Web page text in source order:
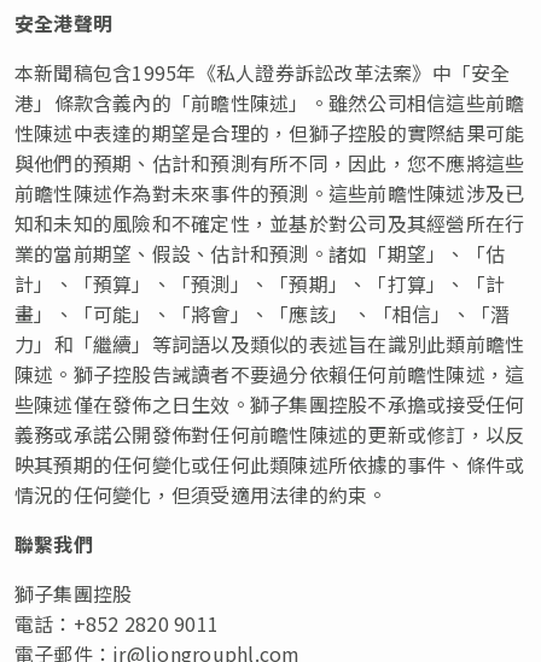
安全港聲明
本新聞稿包含1995年《私人證券訴訟改革法案》中 「安全
港 」 條款含義內的 「前瞻性陳述 」
。雖然公司相信這些前瞻
性陳述中表達的期望是合理的，但獅子控股的實際結果可能
與他們的預期、估計和預測有所不同，因此，您不應將這些
前瞻性陳述作為對未來事件的預測。這些前瞻性陳述涉及已
知和未知的風險和不確定性，並基於對公司及其經營所在行
業的當前期望、假設、估計和預測。諸如 「期望 」 、 「估
計」 、 「預算」 、 「預測 」 、 「預期 」 、 「打算」 、 「計
畫」 、 「可能」 、 「將會 」 、 「應該」 、 「相信 」 、 「潛
力 」 和 「繼續 」 等詞語以及類似的表述旨在識別此類前瞻性
陳述。獅子控股告誡讀者不要過分依賴任何前瞻性陳述，這
些陳述僅在發佈之日生效。獅子集團控股不承擔或接受任何
義務或承諾公開發佈對任何前瞻性陳述的更新或修訂，以反
映其預期的任何變化或任何此類陳述所依據的事件、條件或
情況的任何變化，但須受適用法律的約束。
聯繫我們
獅子集團控股
電話：+852 2820 9011
電子郵件： ir@liongrouphl.com